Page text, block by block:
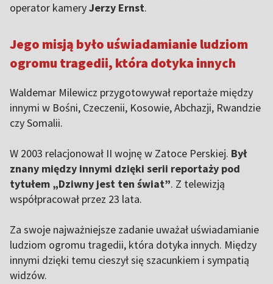
operator kameryJerzy Ernst.
Jego misją było uświadamianie ludziom
ogromu tragedii, która dotyka innych
Waldemar Milewicz przygotowywał reportaże między
innymi w Bośni, Czeczenii, Kosowie, Abchazji, Rwandzie
czy Somalii.
W 2003 relacjonował II wojnę w Zatoce Perskiej. Był
znany między innymi dzięki serii reportaży pod
tytułem „Dziwny jest ten świat”. Z telewizją
współpracował przez 23 lata.
Za swoje najważniejsze zadanie uważał uświadamianie
ludziom ogromu tragedii, która dotyka innych. Między
innymi dzięki temu cieszył się szacunkiem i sympatią
widzów.